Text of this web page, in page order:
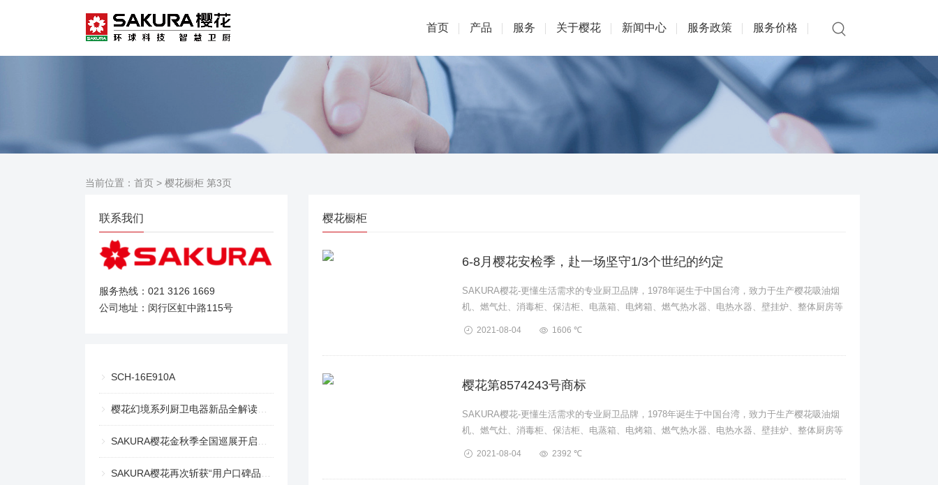
首页 产品 服务 关于樱花 新闻中心 服务政策 服务价格
当前位置： 首页 > 樱花橱柜 第3页
联系我们
服务热线：021 3126 1669
公司地址：闵行区虹中路115号
SCH-16E910A
樱花幻境系列厨卫电器新品全解读，幻境美厨重绘生活意趣
SAKURA樱花金秋季全国巡展开启，探索趣味生活之旅
SAKURA樱花再次斩获“用户口碑品牌奖” 和 “创新产品奖”
樱花橱柜
6-8月樱花安检季，赴一场坚守1/3个世纪的约定
SAKURA樱花-更懂生活需求的专业厨卫品牌，1978年诞生于中国台湾，致力于生产樱花吸油烟
机、燃气灶、消毒柜、保洁柜、电蒸箱、电烤箱、燃气热水器、电热水器、壁挂炉、整体厨房等
2021-08-04 1606 ℃
樱花第8574243号商标
SAKURA樱花-更懂生活需求的专业厨卫品牌，1978年诞生于中国台湾，致力于生产樱花吸油烟
机、燃气灶、消毒柜、保洁柜、电蒸箱、电烤箱、燃气热水器、电热水器、壁挂炉、整体厨房等
2021-08-04 2392 ℃